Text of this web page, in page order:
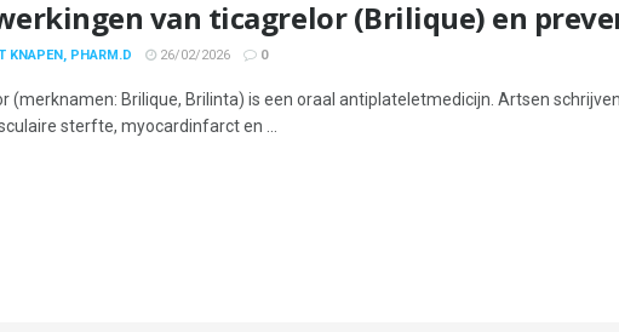
van ticagrelor (Brilique) en
KNAPEN, PHARM.D 26/02/2026 0
(merknamen: Brilique, Brilinta) is een oraal antiplateletmedicijn. Artsen
sterfte, myocardinfarct en ...